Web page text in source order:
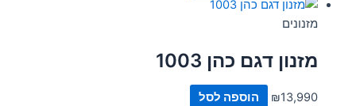
מזנונים
מזנון דגם כהן 1003
₪13,990 הוספה לסל